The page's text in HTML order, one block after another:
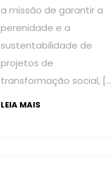
a missão de garantir a
perenidade e a
sustentabilidade de
projetos de
transformação social,
LEIA MAIS